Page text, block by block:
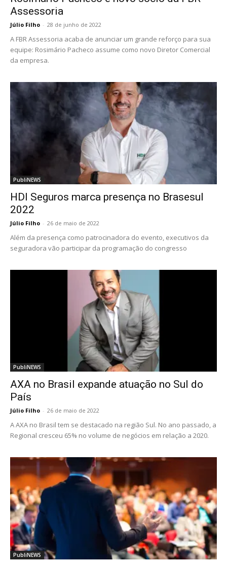
Assessoria
Júlio Filho - 28 de junho de 2022
A FBR Assessoria acaba de anunciar um grande reforço para sua
equipe: Rosimário Pacheco assume como novo Diretor Comercial
da empresa.
PubliNEWS
HDI Seguros marca presença no Brasesul
2022
Júlio Filho - 26 de maio de 2022
Além da presença como patrocinadora do evento, executivos da
seguradora vão participar da programação do congresso
PubliNEWS
AXA no Brasil expande atuação no Sul do
País
Júlio Filho - 26 de maio de 2022
A AXA no Brasil tem se destacado na região Sul. No ano passado, a
Regional cresceu 65% no volume de negócios em relação a 2020.
PubliNEWS